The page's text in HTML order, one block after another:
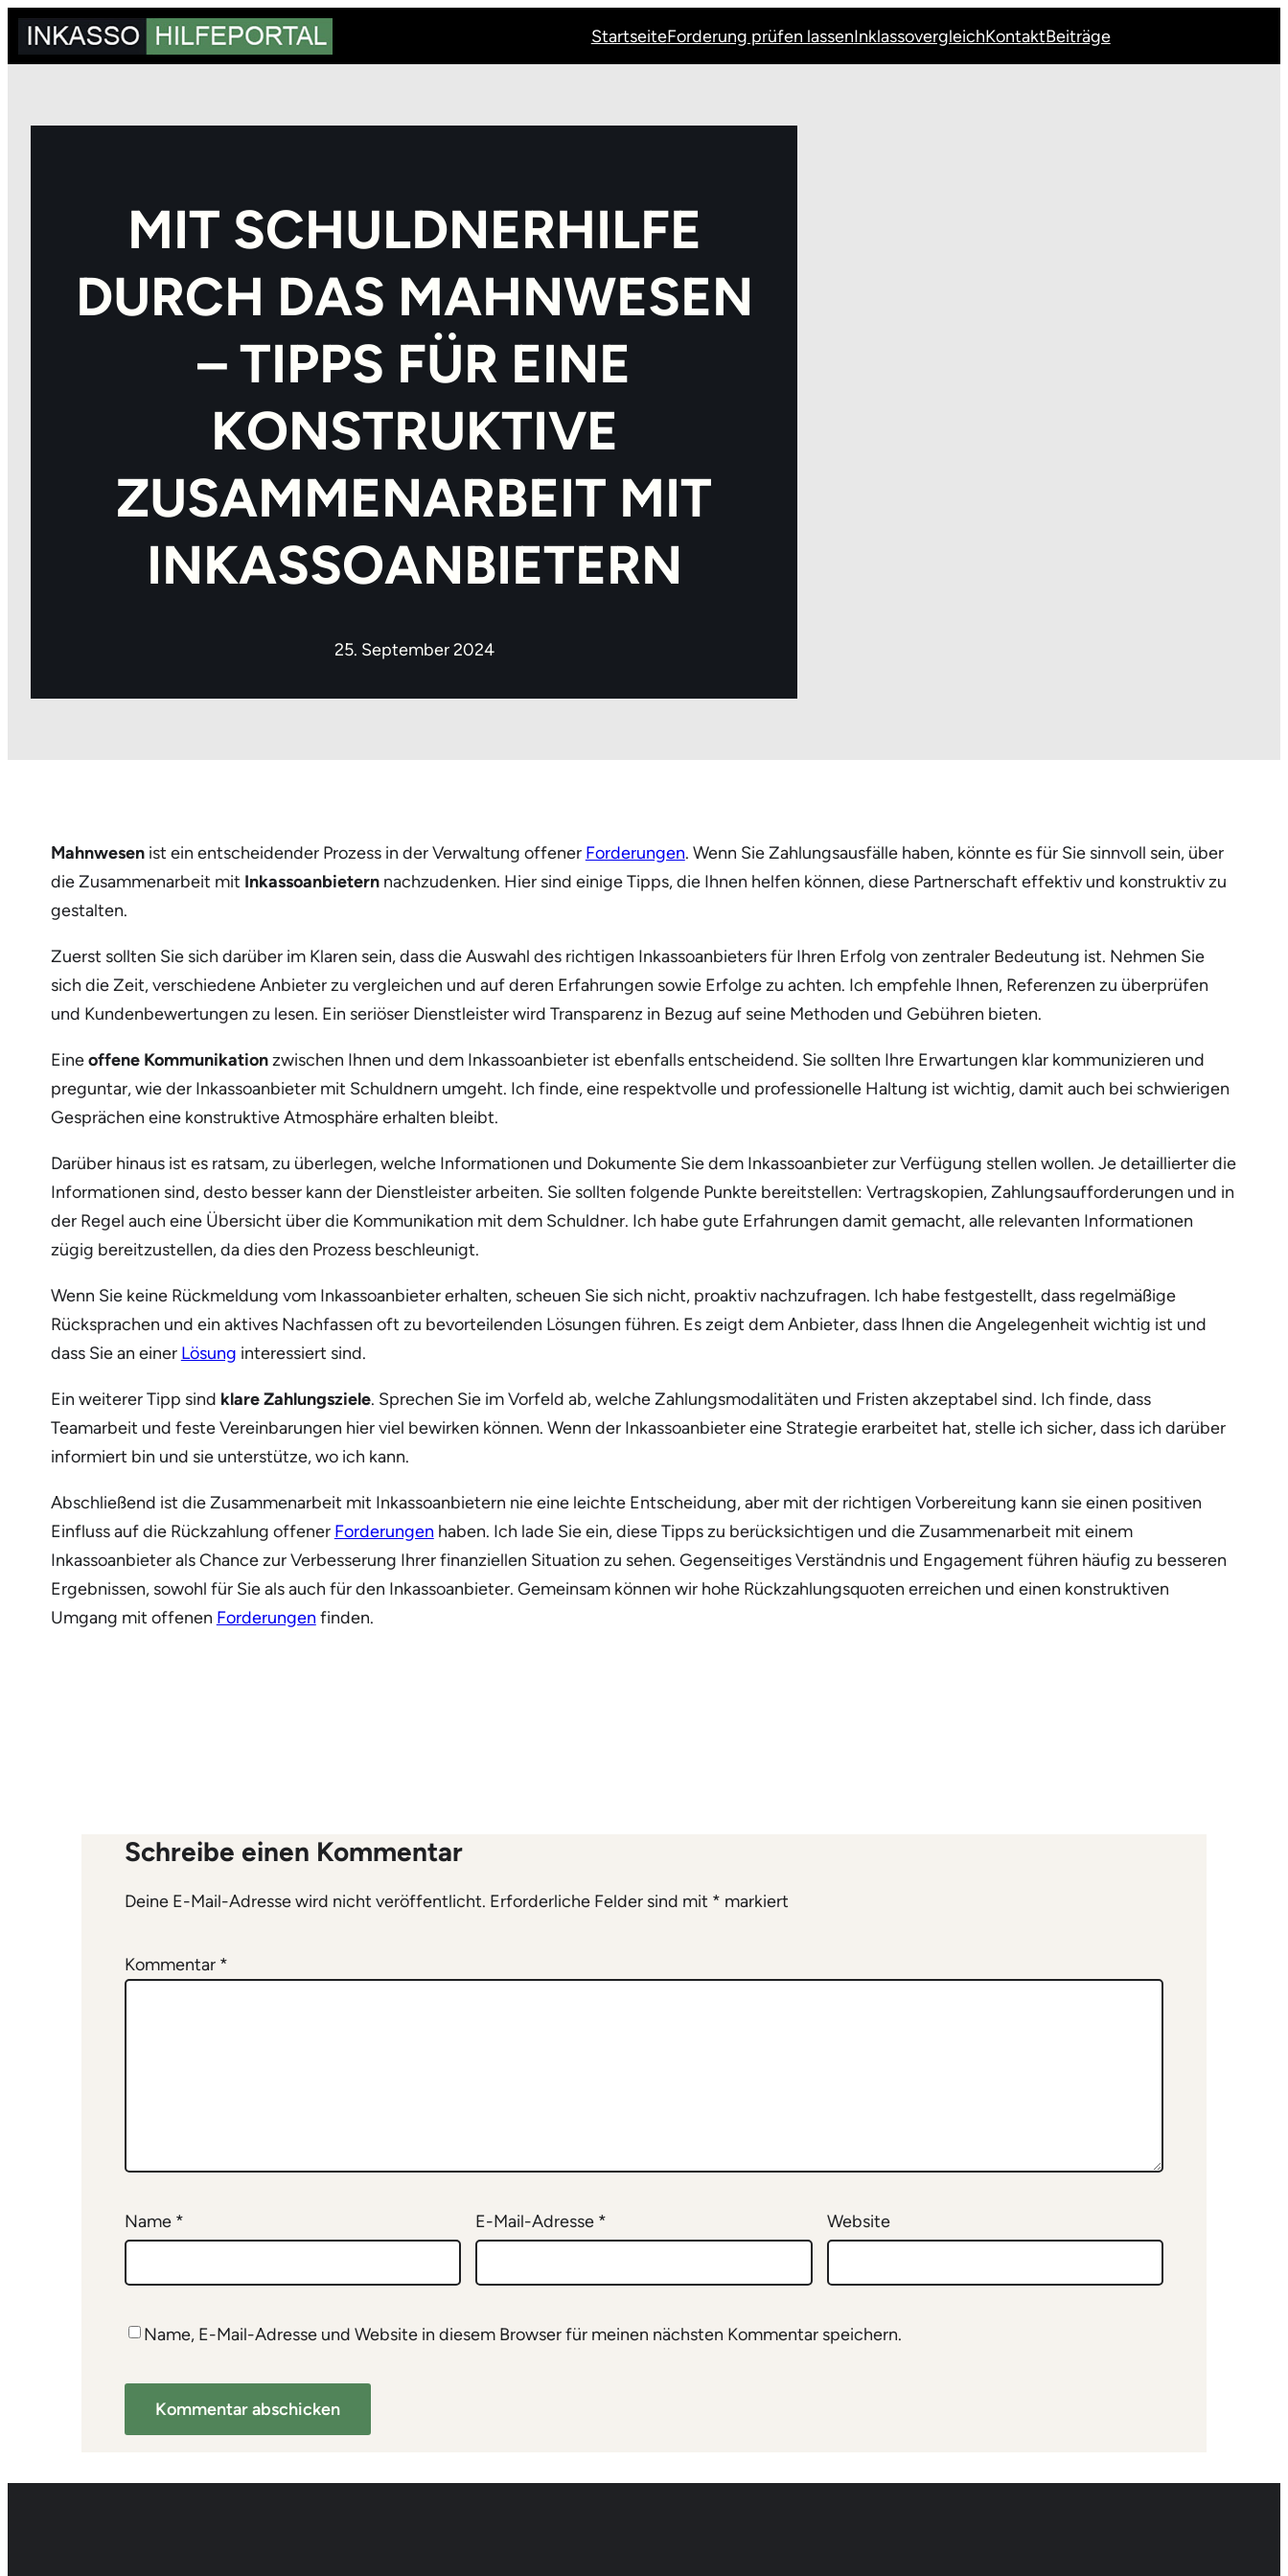
Zum
Inhalt
StartseiteForderung prüfen lassenInklassovergleichKontaktBeiträge
MIT SCHULDNERHILFE
DURCH DAS MAHNWESEN
– TIPPS FÜR EINE
KONSTRUKTIVE
ZUSAMMENARBEIT MIT
INKASSOANBIETERN
25. September 2024
Mahnwesenist ein entscheidender Prozess in der Verwaltung offener Forderungen. Wenn Sie Zahlungsausfälle haben, könnte es für Sie sinnvoll sein, über
die Zusammenarbeit mit Inkassoanbieternnachzudenken. Hier sind einige Tipps, die Ihnen helfen können, diese Partnerschaft effektiv und konstruktiv zu
gestalten.
Zuerst sollten Sie sich darüber im Klaren sein, dass die Auswahl des richtigen Inkassoanbieters für Ihren Erfolg von zentraler Bedeutung ist. Nehmen Sie
sich die Zeit, verschiedene Anbieter zu vergleichen und auf deren Erfahrungen sowie Erfolge zu achten. Ich empfehle Ihnen, Referenzen zu überprüfen
und Kundenbewertungen zu lesen. Ein seriöser Dienstleister wird Transparenz in Bezug auf seine Methoden und Gebühren bieten.
Eineoffene Kommunikationzwischen Ihnen und dem Inkassoanbieter ist ebenfalls entscheidend. Sie sollten Ihre Erwartungen klar kommunizieren und
preguntar, wie der Inkassoanbieter mit Schuldnern umgeht. Ich finde, eine respektvolle und professionelle Haltung ist wichtig, damit auch bei schwierigen
Gesprächen eine konstruktive Atmosphäre erhalten bleibt.
Darüber hinaus ist es ratsam, zu überlegen, welche Informationen und Dokumente Sie dem Inkassoanbieter zur Verfügung stellen wollen. Je detaillierter die
Informationen sind, desto besser kann der Dienstleister arbeiten. Sie sollten folgende Punkte bereitstellen: Vertragskopien, Zahlungsaufforderungen und in
der Regel auch eine Übersicht über die Kommunikation mit dem Schuldner. Ich habe gute Erfahrungen damit gemacht, alle relevanten Informationen
zügig bereitzustellen, da dies den Prozess beschleunigt.
Wenn Sie keine Rückmeldung vom Inkassoanbieter erhalten, scheuen Sie sich nicht, proaktiv nachzufragen. Ich habe festgestellt, dass regelmäßige
Rücksprachen und ein aktives Nachfassen oft zu bevorteilenden Lösungen führen. Es zeigt dem Anbieter, dass Ihnen die Angelegenheit wichtig ist und
dass Sie an einer Lösung interessiert sind.
Ein weiterer Tipp sind klare Zahlungsziele. Sprechen Sie im Vorfeld ab, welche Zahlungsmodalitäten und Fristen akzeptabel sind. Ich finde, dass
Teamarbeit und feste Vereinbarungen hier viel bewirken können. Wenn der Inkassoanbieter eine Strategie erarbeitet hat, stelle ich sicher, dass ich darüber
informiert bin und sie unterstütze, wo ich kann.
Abschließend ist die Zusammenarbeit mit Inkassoanbietern nie eine leichte Entscheidung, aber mit der richtigen Vorbereitung kann sie einen positiven
Einfluss auf die Rückzahlung offener Forderungen haben. Ich lade Sie ein, diese Tipps zu berücksichtigen und die Zusammenarbeit mit einem
Inkassoanbieter als Chance zur Verbesserung Ihrer finanziellen Situation zu sehen. Gegenseitiges Verständnis und Engagement führen häufig zu besseren
Ergebnissen, sowohl für Sie als auch für den Inkassoanbieter. Gemeinsam können wir hohe Rückzahlungsquoten erreichen und einen konstruktiven
Umgang mit offenen Forderungen finden.
Schreibe einen Kommentar
Deine E-Mail-Adresse wird nicht veröffentlicht. Erforderliche Felder sind mit * markiert
Kommentar *
Name * E-Mail-Adresse * Website
Name, E-Mail-Adresse und Website in diesem Browser für meinen nächsten Kommentar speichern.